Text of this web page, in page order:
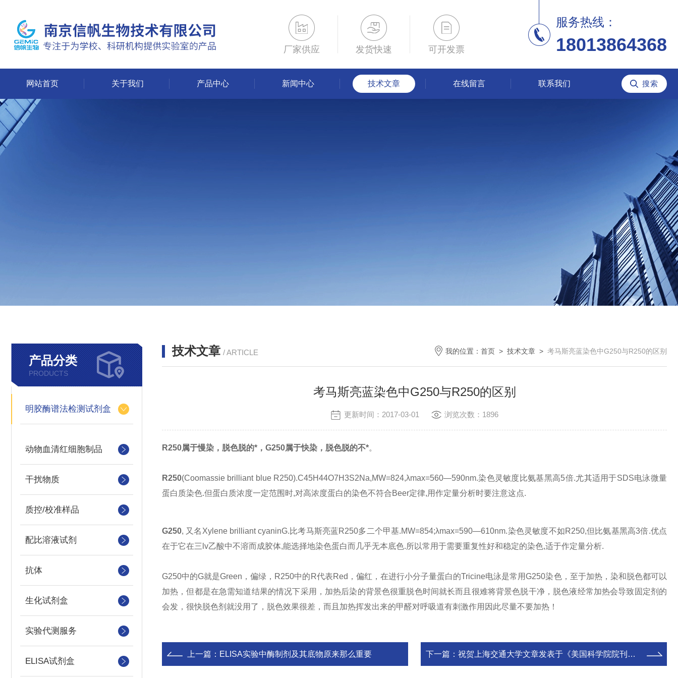
厂家供应 发货快速 可开发票
服务热线：
18013864368
网站首页 关于我们 产品中心 新闻中心 技术文章 在线留言 联系我们
产品分类
PRODUCTS
明胶酶谱法检测试剂盒
动物血清红细胞制品
干扰物质
质控/校准样品
配比溶液试剂
抗体
生化试剂盒
实验代测服务
ELISA试剂盒
技术文章 / ARTICLE 我的位置： 首页 > 技术文章 > 考马斯亮蓝染色中G250与R250的区别
考马斯亮蓝染色中G250与R250的区别
更新时间：2017-03-01 浏览次数：1896
R250属于慢染，脱色脱的*，G250属于快染，脱色脱的不*。
R250(Coomassie brilliant blue R250).C45H44O7H3S2Na,MW=824,λmax=560―590nm.染色灵敏度比氨基黑高5倍.尤其适用于SDS电泳微量
蛋白质染色.但蛋白质浓度一定范围时,对高浓度蛋白的染色不符合Beer定律,用作定量分析时要注意这点.
G250, 又名Xylene brilliant cyaninG.比考马斯亮蓝R250多二个甲基.MW=854;λmax=590―610nm.染色灵敏度不如R250,但比氨基黑高3倍.优点
在于它在三lv乙酸中不溶而成胶体,能选择地染色蛋白而几乎无本底色.所以常用于需要重复性好和稳定的染色,适于作定量分析.
G250中的G就是Green，偏绿，R250中的R代表Red，偏红，在进行小分子量蛋白的Tricine电泳是常用G250染色，至于加热，染和脱色都可以
加热，但都是在急需知道结果的情况下采用，加热后染的背景色很重脱色时间就长而且很难将背景色脱干净，脱色液经常加热会导致固定剂的
会发，很快脱色剂就没用了，脱色效果很差，而且加热挥发出来的甲醛对呼吸道有刺激作用因此尽量不要加热！
上一篇： ELISA实验中酶制剂及其底物原来那么重要 下一篇： 祝贺上海交通大学文章发表于《美国科学院院刊》杂志